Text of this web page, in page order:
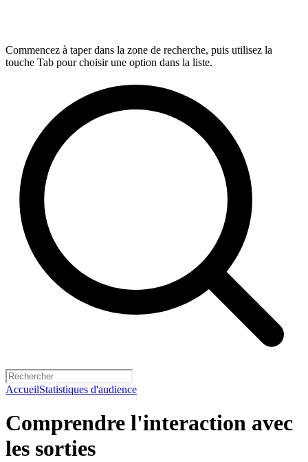
Commencez à taper dans la zone de recherche, puis utilisez la
touche Tab pour choisir une option dans la liste.
AccueilStatistiques d'audience
Comprendre l'interaction avec
les sorties